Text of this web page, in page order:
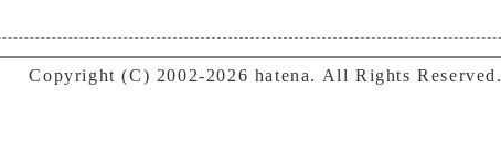
Copyright (C) 2002-2026 hatena. All Rights Reserved.